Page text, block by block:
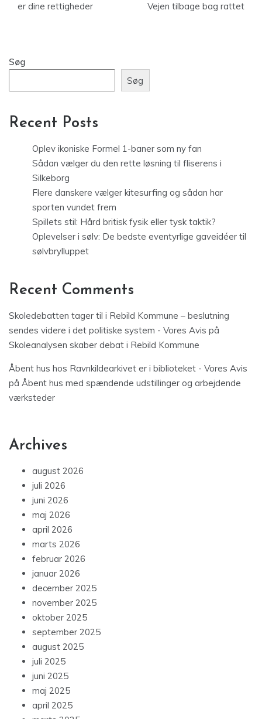
er dine rettigheder
Vejen tilbage bag rattet
Søg
Søg
Recent Posts
Oplev ikoniske Formel 1-baner som ny fan
Sådan vælger du den rette løsning til fliserens i
Silkeborg
Flere danskere vælger kitesurfing og sådan har
sporten vundet frem
Spillets stil: Hård britisk fysik eller tysk taktik?
Oplevelser i sølv: De bedste eventyrlige gaveidéer til
sølvbrylluppet
Recent Comments
Skoledebatten tager til i Rebild Kommune – beslutning
sendes videre i det politiske system - Vores Avis på
Skoleanalysen skaber debat i Rebild Kommune
Åbent hus hos Ravnkildearkivet er i biblioteket - Vores Avis
på Åbent hus med spændende udstillinger og arbejdende
værksteder
Archives
august 2026
juli 2026
juni 2026
maj 2026
april 2026
marts 2026
februar 2026
januar 2026
december 2025
november 2025
oktober 2025
september 2025
august 2025
juli 2025
juni 2025
maj 2025
april 2025